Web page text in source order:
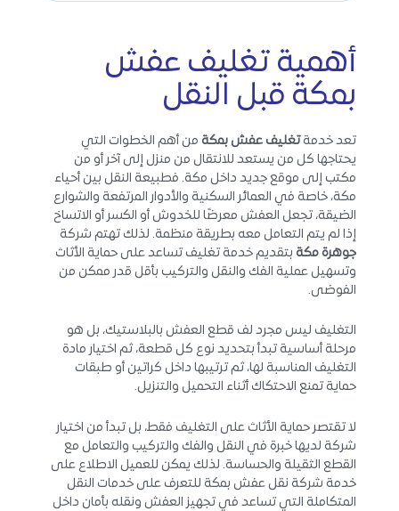
أهمية تغليف عفش
بمكة قبل النقل
تعد خدمةتغليف عفش بمكة من أهم الخطوات التي
يحتاجها كل من يستعد للانتقال من منزل إلى آخر أو من
مكتب إلى موقع جديد داخل مكة. فطبيعة النقل بين أحياء
مكة، خاصة في العمائر السكنية والأدوار المرتفعة والشوارع
الضيقة، تجعل العفش معرضًا للخدوش أو الكسر أو الاتساخ
إذا لم يتم التعامل معه بطريقة منظمة. لذلك تهتم شركة
جوهرة مكة بتقديم خدمة تغليف تساعد على حماية الأثاث
وتسهيل عملية الفك والنقل والتركيب بأقل قدر ممكن من
الفوضى.
التغليف ليس مجرد لف قطع العفش بالبلاستيك، بل هو
مرحلة أساسية تبدأ بتحديد نوع كل قطعة، ثم اختيار مادة
التغليف المناسبة لها، ثم ترتيبها داخل كراتين أو طبقات
حماية تمنع الاحتكاك أثناء التحميل والتنزيل.
لا تقتصر حماية الأثاث على التغليف فقط، بل تبدأ من اختيار
شركة لديها خبرة في النقل والفك والتركيب والتعامل مع
القطع الثقيلة والحساسة. لذلك يمكن للعميل الاطلاع على
خدمة شركة نقل عفش بمكة للتعرف على خدمات النقل
المتكاملة التي تساعد في تجهيز العفش ونقله بأمان داخل